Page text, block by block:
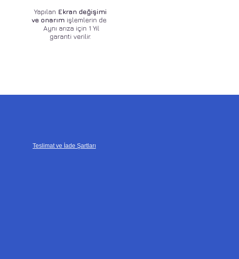
Yapılan Ekran değişimi
ve onarım işlemlerin de
Aynı arıza için 1 Yıl
garanti verilir.
Teslimat ve İade Şartları